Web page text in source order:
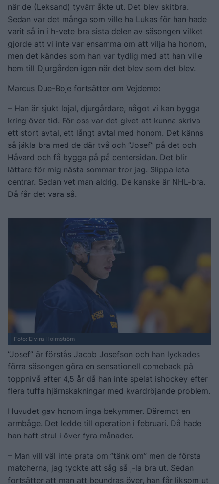
när de (Leksand) tyvärr åkte ut. Det blev skitbra.
Sedan var det många som ville ha Lukas för han hade
varit så in i h-vete bra sista delen av säsongen vilket
gjorde att vi inte var ensamma om att vilja ha honom,
men det kändes som han var tydlig med att han ville
hem till Djurgården igen när det blev som det blev.
Marcus Due-Boje fortsätter om Vejdemo:
– Han är sjukt lojal, djurgårdare, något vi kan bygga
kring över tid. För oss var det givet att kunna skriva
ett stort avtal, ett långt avtal med honom. Det känns
så jäkla bra med de där två och ”Josef” på det och
Håvard och få bygga på på centersidan. Det blir
lättare för mig nästa sommar tror jag. Slippa leta
centrar. Sedan vet man aldrig. De kanske är NHL-bra.
Då får det vara så.
Foto: Elvira Holmström
”Josef” är förstås Jacob Josefson och han lyckades
förra säsongen göra en sensationell comeback på
toppnivå efter 4,5 år då han inte spelat ishockey efter
flera tuffa hjärnskakningar med kvardröjande problem.
Huvudet gav honom inga bekymmer. Däremot en
armbåge. Det ledde till operation i februari. Då hade
han haft strul i över fyra månader.
– Man vill väl inte prata om ”tänk om” men de första
matcherna, jag tyckte att såg så j-la bra ut. Sedan
fortsätter att man att beundras över, han får liksom ut